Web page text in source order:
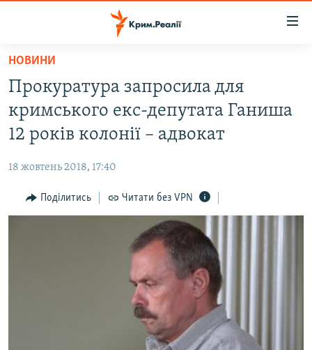
Перейти
основного
матеріалу
Перейти
до
основної
Перейти
до
ВОДА.КРИМ
ВІДЕО ТА ФОТО
БЛОГИ
ПОГЛЯД
ЯК ОБІЙТИ БЛОКУВАННЯ
НОВИНИ
Прокуратура запросила для
кримського екс-депутата Ганиша
12 років колонії – адвокат
18 жовтень 2018, 17:40
Поділитись Читати без VPN